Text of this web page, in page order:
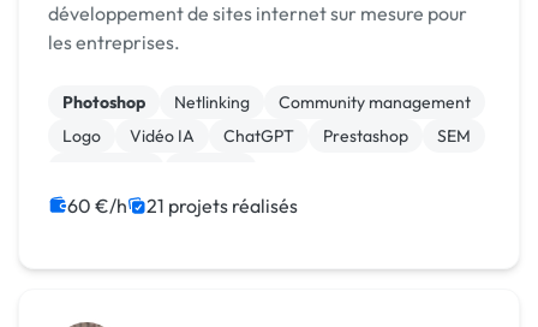
développement de sites internet sur mesure pour
les entreprises.
Photoshop Netlinking
Community management
Logo
Vidéo IA ChatGPT Prestashop
SEM
60 €/h 21 projets réalisés